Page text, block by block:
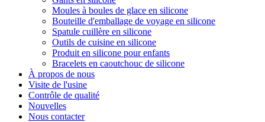
Moules à boules de glace en silicone
Bouteille d'emballage de voyage en silicone
Spatule cuillère en silicone
Outils de cuisine en silicone
Produit en silicone pour enfants
Bracelets en caoutchouc de silicone
À propos de nous
Visite de l'usine
Contrôle de qualité
Nouvelles
Nous contacter